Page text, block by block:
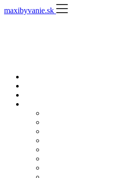
Skip
to
maxibyvanie.sk